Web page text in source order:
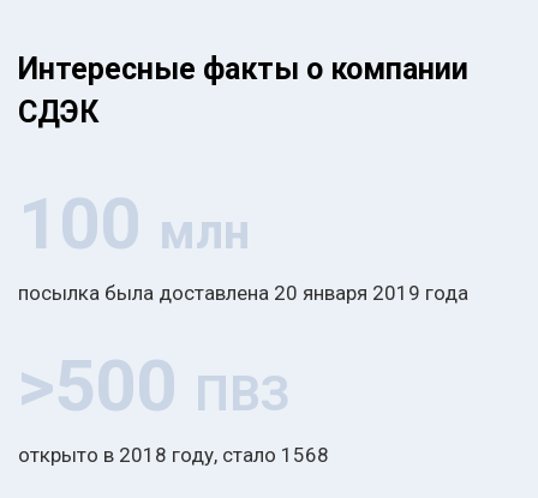
Интересные факты о компании
СДЭК
100 млн
посылка была доставлена 20 января 2019 года
>500 ПВЗ
открыто в 2018 году, стало 1568